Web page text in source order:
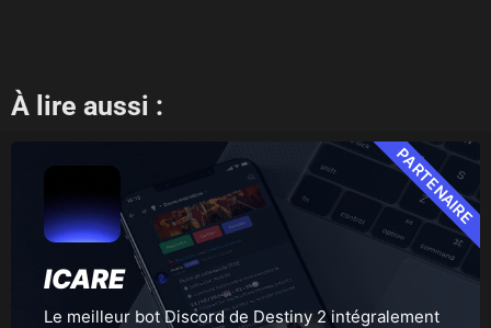
À lire aussi :
ICARE
Le meilleur bot Discord de Destiny 2 intégralement
PARTENAIRE